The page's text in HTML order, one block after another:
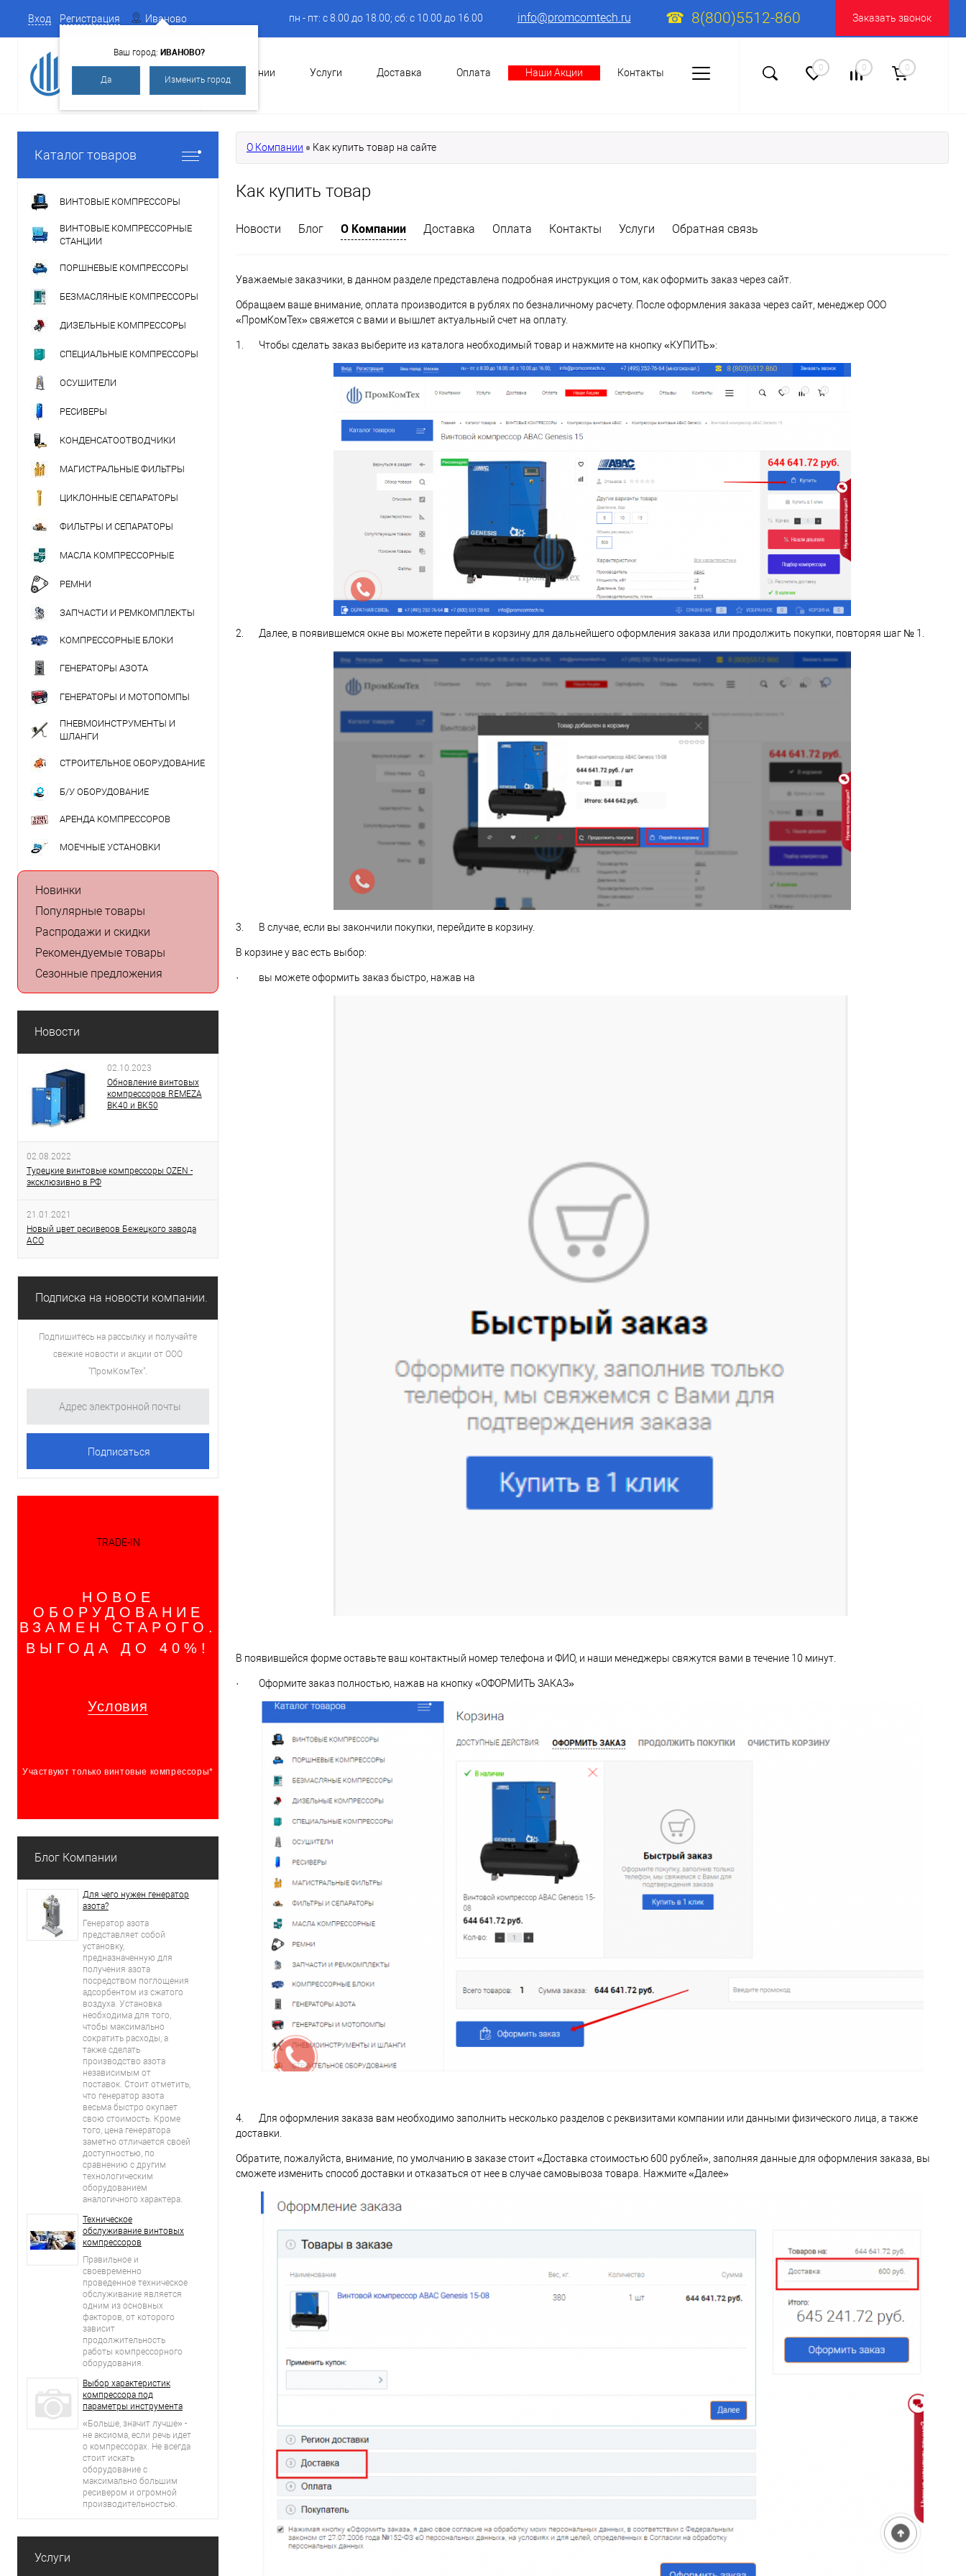
Вход Регистрация Иваново
Ваш город: ИВАНОВО?
Да Изменить город
пн - пт: с 8.00 до 18.00; сб: с 10.00 до 16.00 info@promcomtech.ru 8(800)5512-860 Заказать звонок
О Компании Услуги Доставка Оплата Наши Акции Контакты 0 0 0
Каталог товаров
ВИНТОВЫЕ КОМПРЕССОРЫ
ВИНТОВЫЕ КОМПРЕССОРНЫЕ
СТАНЦИИ
ПОРШНЕВЫЕ КОМПРЕССОРЫ
БЕЗМАСЛЯНЫЕ КОМПРЕССОРЫ
ДИЗЕЛЬНЫЕ КОМПРЕССОРЫ
СПЕЦИАЛЬНЫЕ КОМПРЕССОРЫ
ОСУШИТЕЛИ
РЕСИВЕРЫ
КОНДЕНСАТООТВОДЧИКИ
МАГИСТРАЛЬНЫЕ ФИЛЬТРЫ
ЦИКЛОННЫЕ СЕПАРАТОРЫ
ФИЛЬТРЫ И СЕПАРАТОРЫ
МАСЛА КОМПРЕССОРНЫЕ
РЕМНИ
ЗАПЧАСТИ И РЕМКОМПЛЕКТЫ
КОМПРЕССОРНЫЕ БЛОКИ
ГЕНЕРАТОРЫ АЗОТА
ГЕНЕРАТОРЫ И МОТОПОМПЫ
ПНЕВМОИНСТРУМЕНТЫ И
ШЛАНГИ
СТРОИТЕЛЬНОЕ ОБОРУДОВАНИЕ
Б/У ОБОРУДОВАНИЕ
АРЕНДА КОМПРЕССОРОВ
МОЕЧНЫЕ УСТАНОВКИ
Новинки
Популярные товары
Распродажи и скидки
Рекомендуемые товары
Сезонные предложения
Новости
02.10.2023
Обновление винтовых
компрессоров REMEZA
ВК40 и ВК50
02.08.2022
Турецкие винтовые компрессоры OZEN -
эксклюзивно в РФ
21.01.2021
Новый цвет ресиверов Бежецкого завода
АСО
Подписка на новости компании.
Подпишитесь на рассылку и получайте
свежие новости и акции от ООО
"ПромКомТех".
TRADE-IN
НОВОЕ
ОБОРУДОВАНИЕ
ВЗАМЕН СТАРОГО.
ВЫГОДА ДО 40%!
Условия
Участвуют только винтовые компрессоры*
Блог Компании
Для чего нужен генератор
азота?
Генератор азота
представляет собой
установку,
предназначенную для
получения азота
посредством поглощения
адсорбентом из сжатого
воздуха. Установка
необходима для того,
чтобы максимально
сократить расходы, а
также сделать
производство азота
независимым от
поставок. Стоит отметить,
что генератор азота
весьма быстро окупает
свою стоимость. Кроме
того, цена генератора
заметно отличается своей
доступностью, по
сравнению с другим
технологическим
оборудованием
аналогичного характера.
Техническое
обслуживание винтовых
компрессоров
Правильное и
своевременно
проведенное техническое
обслуживание является
одним из основных
факторов, от которого
зависит
продолжительность
работы компрессорного
оборудования.
Выбор характеристик
компрессора под
параметры инструмента
«Больше, значит лучше» -
не аксиома, если речь идет
о компрессорах. Не всегда
стоит искать
оборудование с
максимально большим
ресивером и огромной
производительностью.
Услуги
О Компании Как купить товар на сайте
Как купить товар
Новости Блог О Компании Доставка Оплата Контакты Услуги Обратная связь
Уважаемые заказчики, в данном разделе представлена подробная инструкция о том, как оформить заказ через сайт.
Обращаем ваше внимание, оплата производится в рублях по безналичному расчету. После оформления заказа через сайт, менеджер ООО
«ПромКомТех» свяжется с вами и вышлет актуальный счет на оплату.
1. Чтобы сделать заказ выберите из каталога необходимый товар и нажмите на кнопку «КУПИТЬ»:
2. Далее, в появившемся окне вы можете перейти в корзину для дальнейшего оформления заказа или продолжить покупки, повторяя шаг № 1.
3. В случае, если вы закончили покупки, перейдите в корзину.
В корзине у вас есть выбор:
· вы можете оформить заказ быстро, нажав на
В появившейся форме оставьте ваш контактный номер телефона и ФИО, и наши менеджеры свяжутся вами в течение 10 минут.
· Оформите заказ полностью, нажав на кнопку «ОФОРМИТЬ ЗАКАЗ»
4. Для оформления заказа вам необходимо заполнить несколько разделов с реквизитами компании или данными физического лица, а также
доставки.
Обратите, пожалуйста, внимание, по умолчанию в заказе стоит «Доставка стоимостью 600 рублей», заполняя данные для оформления заказа, вы
сможете изменить способ доставки и отказаться от нее в случае самовывоза товара. Нажмите «Далее»